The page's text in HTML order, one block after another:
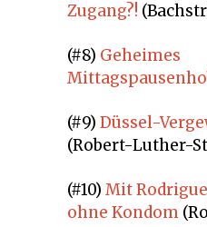
Zugang?!
(#8) Geheimes
(#9) Düssel-
(Robert-Luther-
(#10) Mit
ohne Kondom